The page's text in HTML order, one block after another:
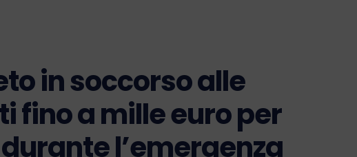
in soccorso alle
a mille euro per
l’emergenza